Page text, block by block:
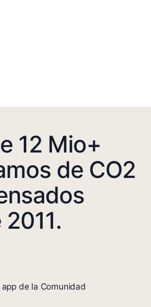
12 Mio+
de CO2
de la Comunidad